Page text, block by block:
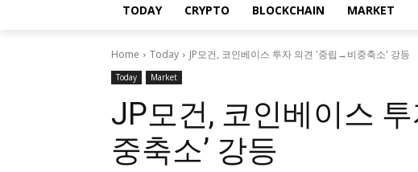
TODAY CRYPTO BLOCKCHAIN MARKET
Home Today JP모건, 코인베이스 투자 의견 '중립→비중축소' 강등
Today Market
JP모건, 코인베이스
중축소’ 강등